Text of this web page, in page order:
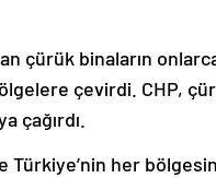
çürük binaların
çevirdi. CHP,
çağırdı.
her